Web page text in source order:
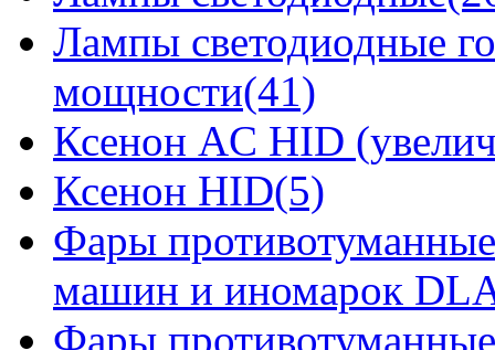
Лампы светодиодные
мощности(41)
Ксенон AC HID
Ксенон HID(5)
Фары
машин и иномарок
Фары